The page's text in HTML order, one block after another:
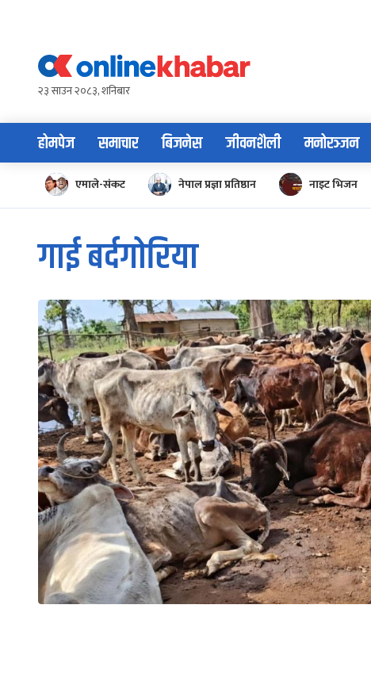
content२३ साउन २०८३, शनिबार
होमपेज समाचार बिजनेस जीवनशैली मनोरञ्जन
एमाले-संकट नेपाल प्रज्ञा प्रतिष्ठान नाइट भिजन
गाई बर्दगोरिया